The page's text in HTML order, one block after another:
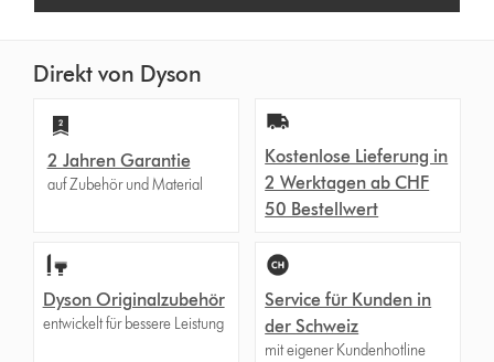
Direkt von Dyson
2 Jahren Garantie
auf Zubehör und Material
Kostenlose Lieferung in
2 Werktagen ab CHF
50 Bestellwert
Dyson Originalzubehör
entwickelt für bessere Leistung
Service für Kunden in
der Schweiz
mit eigener Kundenhotline